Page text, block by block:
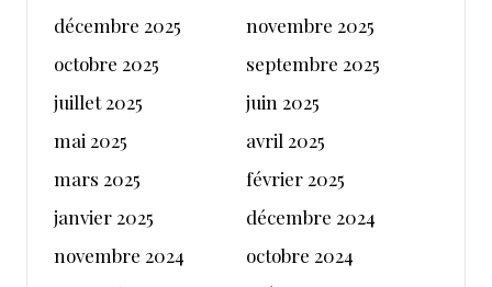
décembre 2025
novembre 2025
octobre 2025
septembre 2025
juillet 2025
juin 2025
mai 2025
avril 2025
mars 2025
février 2025
janvier 2025
décembre 2024
novembre 2024
octobre 2024